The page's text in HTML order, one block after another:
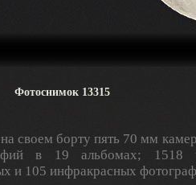
Фотоснимок 13315
своем борту пять 70 мм
в 19 альбомах; 1518
и 105 инфракрасных